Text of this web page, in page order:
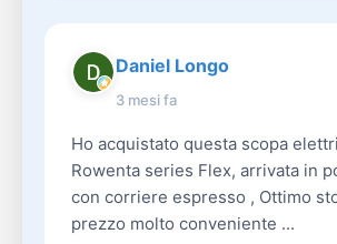
Daniel Longo
3 mesi fa
Ho acquistato questa scopa
Rowenta series Flex, arrivata in
con corriere espresso , Ottimo
prezzo molto conveniente ...